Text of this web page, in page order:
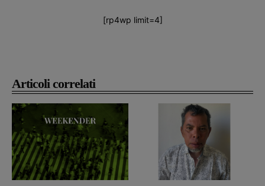
Articoli correlati
[rp4wp limit=4]